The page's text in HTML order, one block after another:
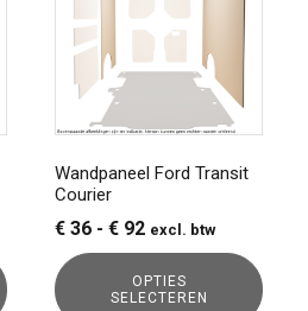
Wandpaneel Ford Transit
Courier
€ 36 - € 92Prijsklasse:
€ 36
tot
excl. btw
OPTIES
SELECTEREN
meerdere
variaties.
Deze
kan
gekozen
worden
op
de
productpagina